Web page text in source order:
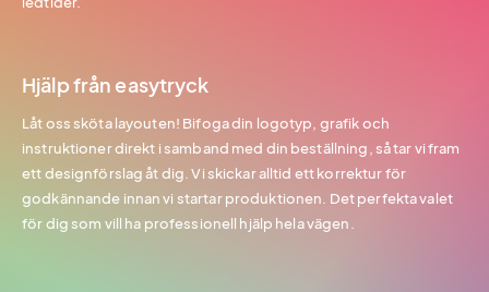
Hjälp från easytryck
Låt oss sköta layouten! Bifoga din logotyp, grafik och
instruktioner direkt i samband med din beställning, så tar vi fram
ett designförslag åt dig. Vi skickar alltid ett korrektur för
godkännande innan vi startar produktionen. Det perfekta valet
för dig som vill ha professionell hjälp hela vägen.